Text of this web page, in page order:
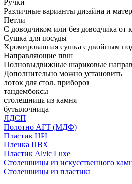
Ручки
Различные варианты дизайна и
Петли
С доводчиком или без доводчика от
Сушка для посуды
Хромированная сушка с двойным
Направляющие пвш
Полновыдвижные шариковые
Дополнительно можно установить
лоток для стол. приборов
тандембоксы
столешница из камня
бутылочница
ЛДСП
Полотно АГТ (МДФ)
Пластик HPL
Пленка ПВХ
Пластик Alvic Luxe
Столешницы из искусственного
Столешницы из пластика